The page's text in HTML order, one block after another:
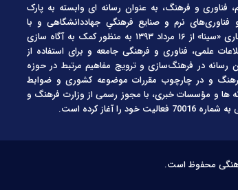
فناوری و فرهنگ، به عنوان رسانه ای وابسته به پارک
فناوری‌های نرم و صنایع فرهنگیِ جهاددانشگاهی و با
عنوان اختصاری «سینا» از ۱۶ مرداد ۱۳۹۳ به منظور کمک به آگاه سازی
علمی، فناوری و فرهنگی جامعه و برای استفاده از
رسانه در فرهنگ‌سازی و ترویج مفاهیم مرتبط در حوزه
و در چارچوب مقررات موضوعه کشوری و ضوابط
ها و مؤسسات خبری، با مجوز رسمی از وزارت فرهنگ و
خود را آغاز کرده است.
محفوظ است.